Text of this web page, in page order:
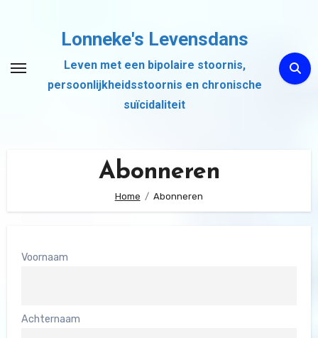
inhoud
Lonneke's Levensdans
Leven met een bipolaire stoornis,
persoonlijkheidsstoornis en chronische
suïcidaliteit
Abonneren
Home Abonneren
Voornaam
Achternaam